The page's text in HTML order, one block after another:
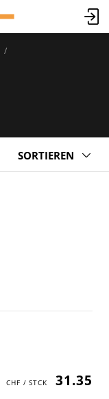
SORTIEREN
31.35